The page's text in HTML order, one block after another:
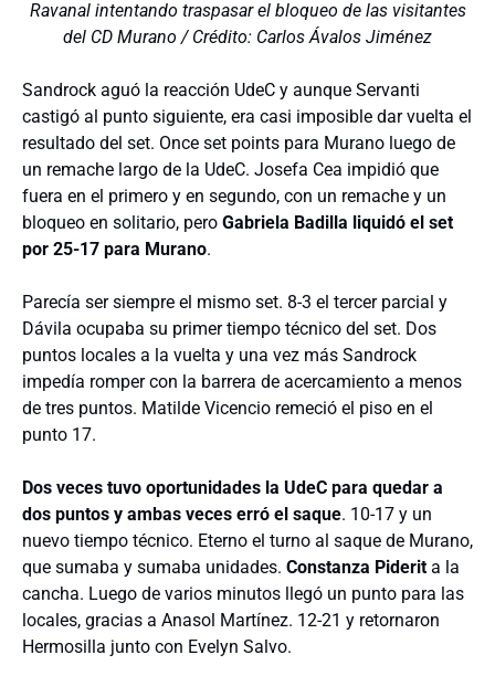
Ravanal intentando traspasar el bloqueo de las visitantes
del CD Murano / Crédito: Carlos Ávalos Jiménez
Sandrock aguó la reacción UdeC y aunque Servanti
castigó al punto siguiente, era casi imposible dar vuelta el
resultado del set. Once set points para Murano luego de
un remache largo de la UdeC. Josefa Cea impidió que
fuera en el primero y en segundo, con un remache y un
bloqueo en solitario, pero Gabriela Badilla liquidó el set
por 25-17 para Murano.
Parecía ser siempre el mismo set. 8-3 el tercer parcial y
Dávila ocupaba su primer tiempo técnico del set. Dos
puntos locales a la vuelta y una vez más Sandrock
impedía romper con la barrera de acercamiento a menos
de tres puntos. Matilde Vicencio remeció el piso en el
punto 17.
Dos veces tuvo oportunidades la UdeC para quedar a
dos puntos y ambas veces erró el saque. 10-17 y un
nuevo tiempo técnico. Eterno el turno al saque de Murano,
que sumaba y sumaba unidades. Constanza Piderit a la
cancha. Luego de varios minutos llegó un punto para las
locales, gracias a Anasol Martínez. 12-21 y retornaron
Hermosilla junto con Evelyn Salvo.